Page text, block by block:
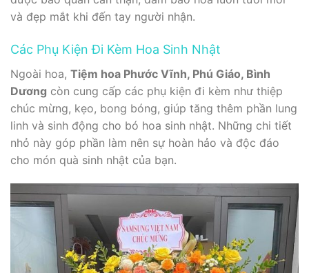
và đẹp mắt khi đến tay người nhận.
Các Phụ Kiện Đi Kèm Hoa Sinh Nhật
Ngoài hoa, Tiệm hoa Phước Vĩnh, Phú Giáo, Bình
Dương còn cung cấp các phụ kiện đi kèm như thiệp
chúc mừng, kẹo, bong bóng, giúp tăng thêm phần lung
linh và sinh động cho bó hoa sinh nhật. Những chi tiết
nhỏ này góp phần làm nên sự hoàn hảo và độc đáo
cho món quà sinh nhật của bạn.